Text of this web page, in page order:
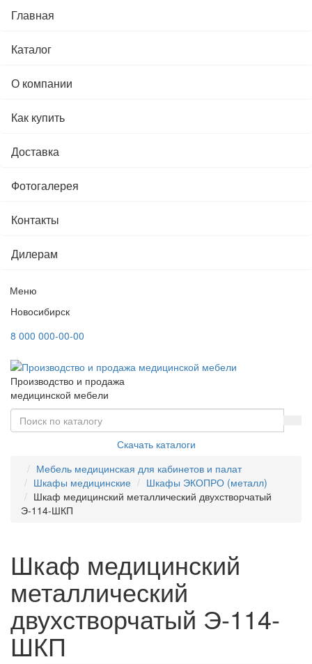
Главная
Каталог
О компании
Как купить
Доставка
Фотогалерея
Контакты
Дилерам
Меню
Новосибирск
8 000 000-00-00
Производство и продажа
медицинской мебели
Скачать каталоги
Мебель медицинская для кабинетов и палат
Шкафы медицинские
Шкафы ЭКОПРО (металл)
Шкаф медицинский металлический двухстворчатый
Э-114-ШКП
Шкаф медицинский
металлический
двухстворчатый Э-114-
ШКП